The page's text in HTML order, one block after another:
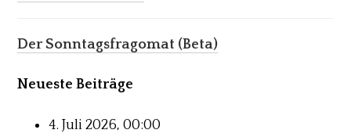
Der Sonntagsfragomat (Beta)
Neueste Beiträge
4. Juli 2026, 00:00